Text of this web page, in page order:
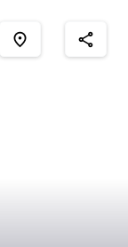
place share